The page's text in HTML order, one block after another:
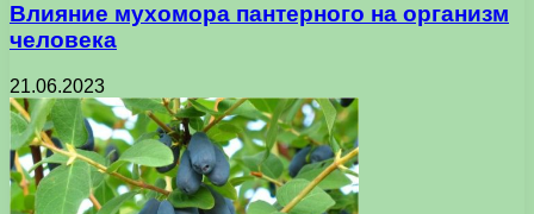
Влияние мухомора пантерного на организм
человека
21.06.2023